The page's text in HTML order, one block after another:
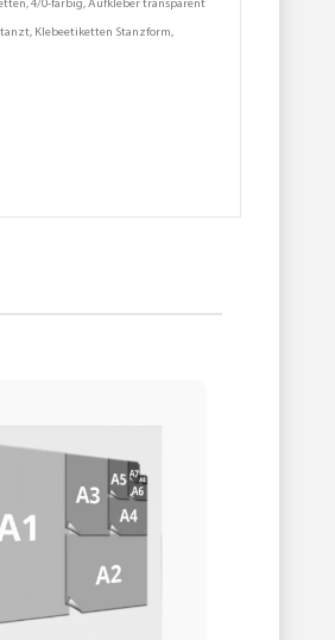
4/0-farbig, Aufkleber transparent
Klebeetiketten Stanzform,